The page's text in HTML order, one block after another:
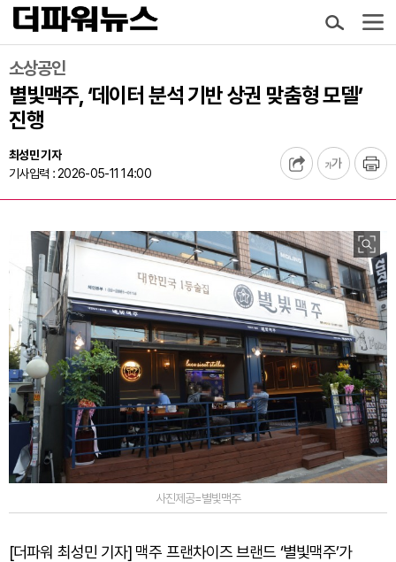
소상공인
별빛맥주, ‘데이터 분석 기반 상권 맞춤형 모델’
진행
최성민 기자
기사입력 : 2026-05-11 14:00
사진제공=별빛맥주
[더파워 최성민 기자] 맥주 프랜차이즈 브랜드 ‘별빛맥주’가